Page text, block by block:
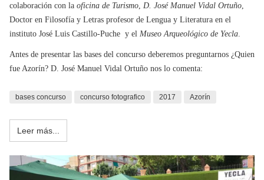
colaboración con la oficina de Turismo D. José Manuel Vidal Ortuño
Doctor en Filosofía y Letras profesor de Lengua y Literatura en el
instituto José Luis Castillo-Puche y el Museo Arqueológico de Yecla
Antes de presentar las bases del concurso deberemos preguntarnos ¿Quien
fue Azorín? D. José Manuel Vidal Ortuño nos lo comenta:
bases concurso concurso fotografico 2017 Azorín
Leer más...